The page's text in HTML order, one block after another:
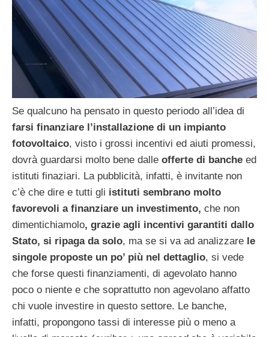
Se qualcuno ha pensato in questo periodo all’idea di
farsi finanziare l’installazione di un impianto
fotovoltaico, visto i grossi incentivi ed aiuti promessi,
dovrà guardarsi molto bene dalle offerte di banche ed
istituti finaziari. La pubblicità, infatti, è invitante non
c’è che dire e tutti gli istituti sembrano molto
favorevoli a finanziare un investimento, che non
dimentichiamolo, grazie agli incentivi garantiti dallo
Stato, si ripaga da solo, ma se si va ad analizzare le
singole proposte un po’ più nel dettaglio, si vede
che forse questi finanziamenti, di agevolato hanno
poco o niente e che soprattutto non agevolano affatto
chi vuole investire in questo settore. Le banche,
infatti, propongono tassi di interesse più o meno a